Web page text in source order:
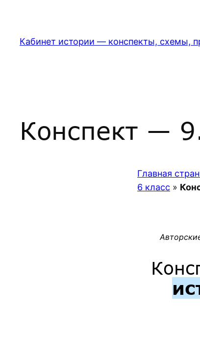
содержимому
Кабинет истории — конспекты, схемы,
Конспект —
Главная
6 класс »